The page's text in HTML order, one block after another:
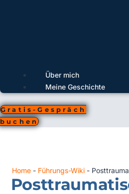
Über mich
Meine Geschichte
Gratis-Gespräch
buchen
Home - Führungs-Wiki -